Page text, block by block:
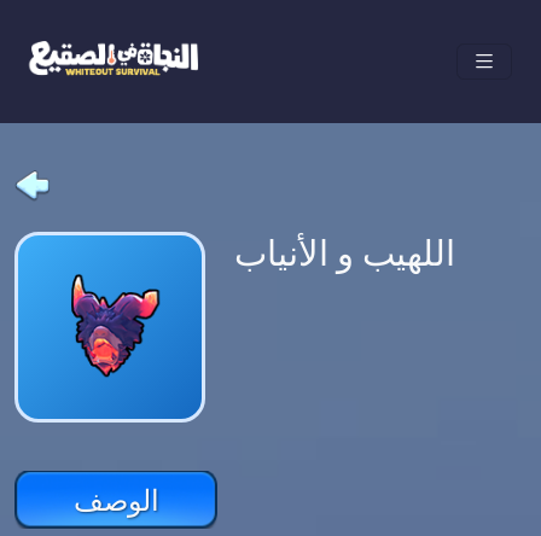
اللهيب و الأنياب
الوصف